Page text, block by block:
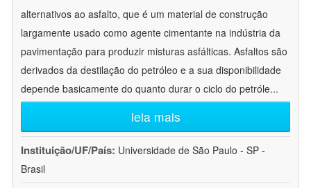
alternativos ao asfalto, que é um material de construção
largamente usado como agente cimentante na indústria da
pavimentação para produzir misturas asfálticas. Asfaltos são
derivados da destilação do petróleo e a sua disponibilidade
depende basicamente do quanto durar o ciclo do petróle...
leia mais
Instituição/UF/País: Universidade de São Paulo - SP -
Brasil